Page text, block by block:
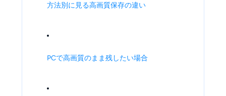
方法別に見る高画質保存の違い
PCで高画質のまま残したい場合